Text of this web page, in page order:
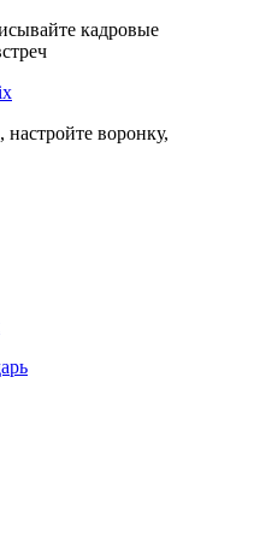
кадровые
воронку,